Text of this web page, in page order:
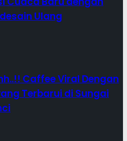
Ulang
Caffee Viral Dengan
Terbarui di Sungai